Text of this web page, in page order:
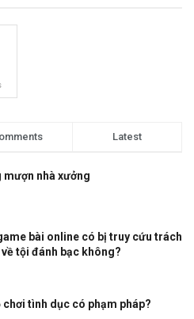
Latest
mượn nhà xưởng
bài online có bị truy cứu trách
tội đánh bạc không?
chơi tình dục có phạm pháp?